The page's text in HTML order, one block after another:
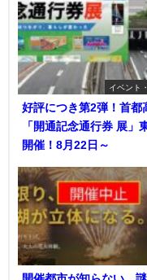
イベント
好評につき第2弾！首都
「開通記念通行券 展」
開催！8月22日～